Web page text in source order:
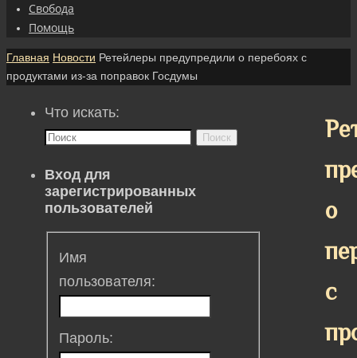
Свобода
Помощь
Главная Новости Ретейлеры предупредили о перебоях с
продуктами из-за поправок Госдумы
о
с
Что искать:
Поиск
Вход для
зарегистрированных
пользователей
Имя
пользователя:
Пароль: